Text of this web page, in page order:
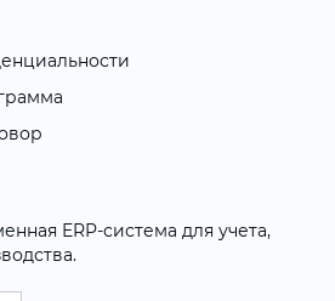
ERP-система для учета,